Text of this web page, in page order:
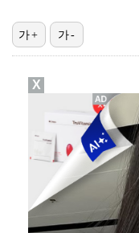
'1라운드
가+ 가-
X